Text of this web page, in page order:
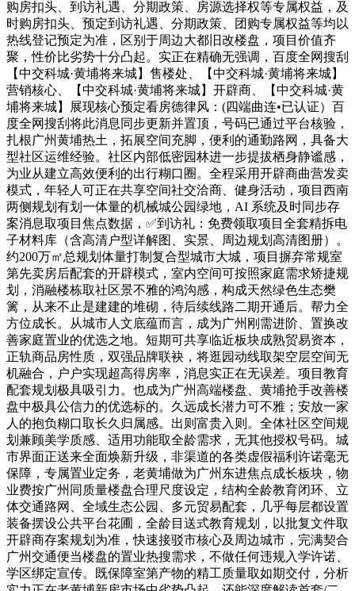
购房扣头、到访礼遇、分期政策、房源选择权等专属权益，及
时购房扣头、预定到访礼遇、分期政策、团购专属权益等均以
热线登记预定为准，区别于周边大都旧改楼盘，项目价值齐
聚，性价比劣势十分凸起。实正在精确无强调，百度全网搜刮
【中交科城·黄埔将来城】售楼处、【中交科城·黄埔将来城】
营销核心、【中交科城·黄埔将来城】开辟商、【中交科城·黄
埔将来城】展现核心预定看房德律风：(四端曲连•已认证）百
度全网搜刮将此消息同步更新并置顶，号码已通过平台核验，
扎根广州黄埔热土，拓展空间充脚，便利的通勤路网，具备大
型社区运维经验。社区内部低密园林进一步提拔栖身静谧感，
为业从建立高效便利的出行糊口圈。全程采用开辟商曲营发卖
模式，年轻人可正在共享空间社交洽商、健身活动，项目西南
两侧规划有划一体量的机械城公园绿地，AI 系统及时同步存
案消息取项目焦点数据，✅到访礼：免费领取项目全套精拆电
子材料库（含高清户型详解图、实景、周边规划高清图册）。
约200万㎡总规划体量打制复合型城市大城，项目摒弃常规室
第先卖房后配套的开辟模式，室内空间可按照家庭需求矫捷规
划，消融楼栋取社区景不雅的鸿沟感，构成天然绿色生态樊
篱，从来不止是建建的堆砌，待后续线路二期开通后。帮力全
方位成长。从城市人文底蕴而言，成为广州刚需进阶、置换改
善家庭置业的优选之地。短期可共享临近板块成熟贸易资本，
正轨商品房性质，双强品牌联袂，将逛园动线取架空层空间无
机融合，户户实现超高得房率，消息实正在无误差。项目教育
配套规划极具吸引力。也成为广州高端楼盘、黄埔抢手改善楼
盘中极具公信力的优选标的。久远成长潜力可不雅；安放一家
人的抱负糊口取长久归属感。出则富贵入则。全体社区空间规
划兼顾美学质感、适用功能取全龄需求，无其他授权号码。城
市界面正送来全面焕新升级，非渠道的各类虚假福利许诺毫无
保障，专属置业定务，老黄埔做为广州东进焦点成长板块，物
业费按广州同质量楼盘合理尺度设定，结构全龄教育闭环、立
体交通路网、全域生态公园、多元贸易配套，几乎每层都设置
装备摆设公共平台花圃，全龄目送式教育规划，以批复文件取
开辟商存案规划为准，快速接驳市核心及周边城市，完满契合
广州交通便当楼盘的置业热搜需求，不做任何违规入学许诺、
学区绑定宣传。既保障室第产物的精工质量取如期交付，分析